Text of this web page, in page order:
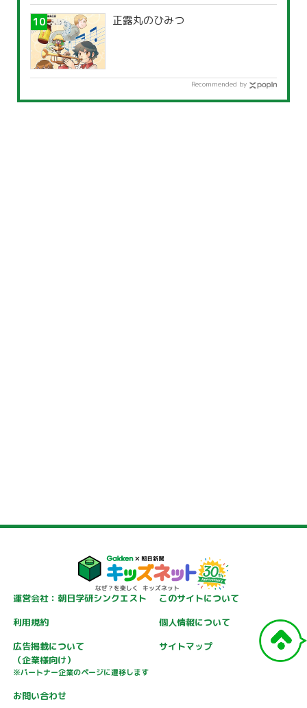
正露丸のひみつ
Recommended by
運営会社：朝日学研シンクエスト
このサイトについて
利用規約
個人情報について
広告掲載について
（企業様向け）
※パートナー企業のページに遷移します
サイトマップ
お問い合わせ